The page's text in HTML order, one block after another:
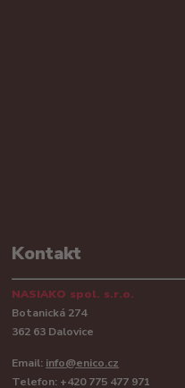
Kontakt
NASIAKO spol. s.r.o.
Botanická 274
362 63 Dalovice
Email: info@enico.cz
Telefon: +420 775 477 971